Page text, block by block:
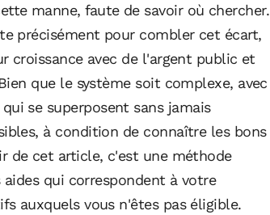
manne, faute de savoir où chercher.
précisément pour combler cet écart,
croissance avec de l'argent public et
que le système soit complexe, avec
se superposent sans jamais
à condition de connaître les bons
de cet article, c'est une méthode
qui correspondent à votre
auxquels vous n'êtes pas éligible.